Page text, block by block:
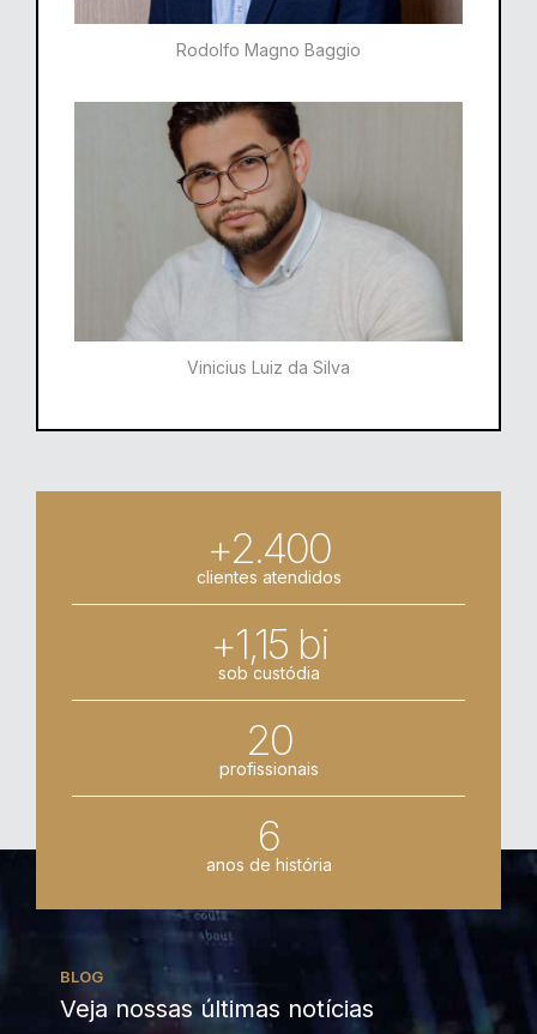
Rodolfo Magno Baggio​​
Vinicius Luiz da Silva
+2.400
clientes atendidos
+1,15 bi
sob custódia
20
profissionais
6
anos de história
BLOG
Veja nossas últimas notícias